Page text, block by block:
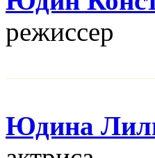
режисcер
Юдина